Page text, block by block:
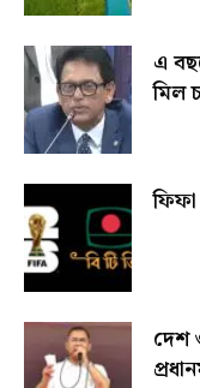
এ
মিল
ফিফা
দেশ